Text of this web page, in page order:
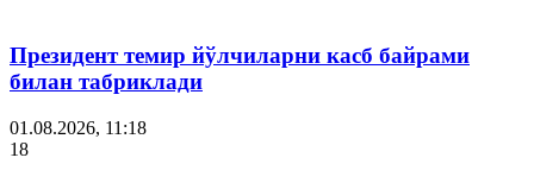
Президент темир йўлчиларни касб байрами
билан табриклади
01.08.2026, 11:18
18